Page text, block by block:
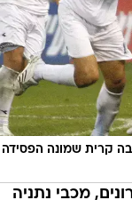
קרית שמונה הפסידה